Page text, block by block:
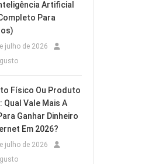
Artificial
Para
julho de 2026
Físico Ou Produto
Qual Vale Mais A
Ganhar Dinheiro
Em 2026?
julho de 2026